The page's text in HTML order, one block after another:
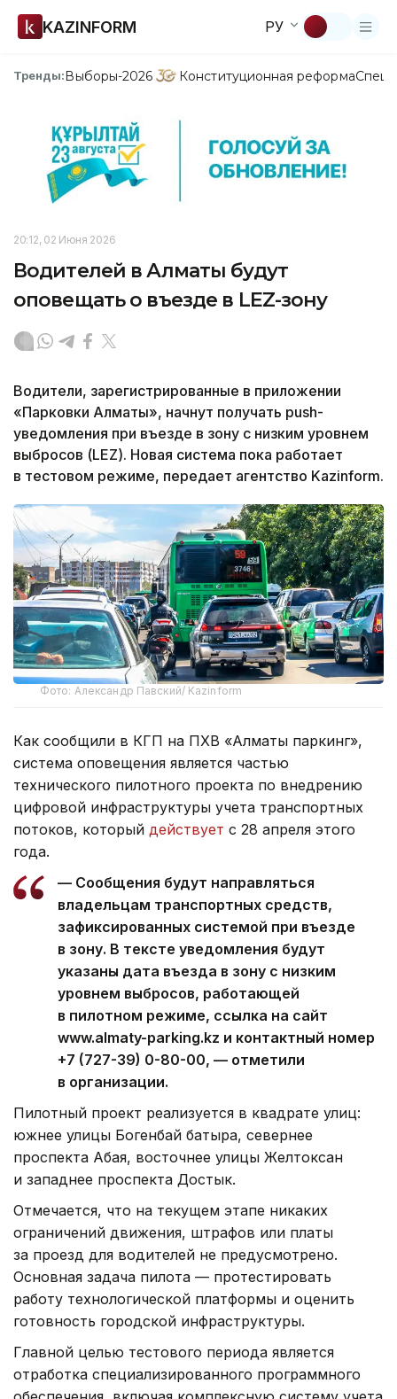
KAZINFORM РУ
Тренды:Выборы-2026 Конституционная реформа
20:12, 02 Июня 2026
Водителей в Алматы будут
оповещать о въезде в LEZ-зону
Водители, зарегистрированные в приложении
«Парковки Алматы», начнут получать push-
уведомления при въезде в зону с низким уровнем
выбросов (LEZ). Новая система пока работает
в тестовом режиме, передает агентство Kazinform.
Фото: Александр Павский/ Kazinform
Как сообщили в КГП на ПХВ «Алматы паркинг»,
система оповещения является частью
технического пилотного проекта по внедрению
цифровой инфраструктуры учета транспортных
потоков, который действует с 28 апреля этого
года.
— Сообщения будут направляться
владельцам транспортных средств,
зафиксированных системой при въезде
в зону. В тексте уведомления будут
указаны дата въезда в зону с низким
уровнем выбросов, работающей
в пилотном режиме, ссылка на сайт
www.almaty-parking.kz и контактный номер
+7 (727-39) 0-80-00, — отметили
в организации.
Пилотный проект реализуется в квадрате улиц:
южнее улицы Богенбай батыра, севернее
проспекта Абая, восточнее улицы Желтоксан
и западнее проспекта Достык.
Отмечается, что на текущем этапе никаких
ограничений движения, штрафов или платы
за проезд для водителей не предусмотрено.
Основная задача пилота — протестировать
работу технологической платформы и оценить
готовность городской инфраструктуры.
Главной целью тестового периода является
отработка специализированного программного